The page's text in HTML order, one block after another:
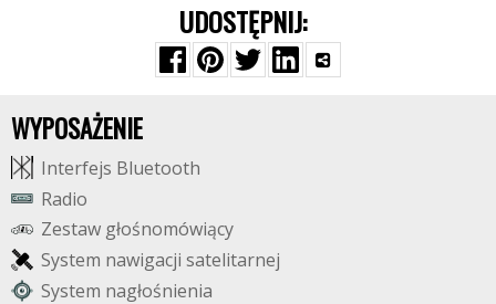
UDOSTĘPNIJ:
WYPOSAŻENIE
Interfejs Bluetooth
Radio
Zestaw głośnomówiący
System nawigacji satelitarnej
System nagłośnienia